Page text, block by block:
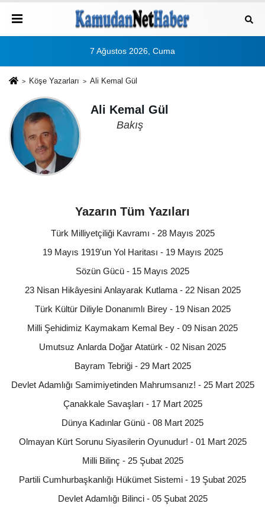
7 Ağustos 2026, Cuma
Köşe Yazarları Ali Kemal Gül
Ali Kemal Gül
Bakış
Yazarın Tüm Yazıları
Türk Milliyetçiliği Kavramı - 28 Mayıs 2025
19 Mayıs 1919'un Yol Haritası - 19 Mayıs 2025
Sözün Gücü - 15 Mayıs 2025
23 Nisan Hikâyesini Anlayarak Kutlama - 22 Nisan 2025
Türk Kültür Diliyle Donanımlı Birey - 19 Nisan 2025
Milli Şehidimiz Kaymakam Kemal Bey - 09 Nisan 2025
Umutsuz Anlarda Doğar Atatürk - 02 Nisan 2025
Bayram Tebriği - 29 Mart 2025
Devlet Adamlığı Samimiyetinden Mahrumsanız! - 25 Mart 2025
Çanakkale Savaşları - 17 Mart 2025
Dünya Kadınlar Günü - 08 Mart 2025
Olmayan Kürt Sorunu Siyasilerin Oyunudur! - 01 Mart 2025
Milli Bilinç - 25 Şubat 2025
Partili Cumhurbaşkanlığı Hükümet Sistemi - 19 Şubat 2025
Devlet Adamlığı Bilinci - 05 Şubat 2025